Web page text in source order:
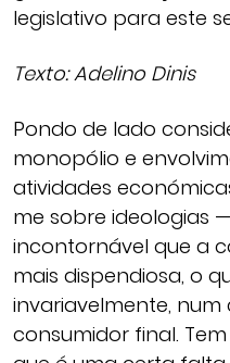
legislativo para este
Texto: Adelino Dinis
Pondo de lado
monopólio e
atividades
me sobre ideologias
incontornável que a
mais dispendiosa, o
invariavelmente,
consumidor final.